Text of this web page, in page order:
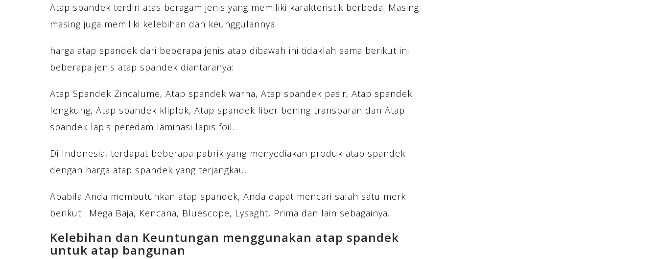
Atap spandek terdiri atas beragam jenis yang memiliki karakteristik berbeda. Masing-
masing juga memiliki kelebihan dan keunggulannya.
harga atap spandek dari beberapa jenis atap dibawah ini tidaklah sama berikut ini
beberapa jenis atap spandek diantaranya:
Atap Spandek Zincalume, Atap spandek warna, Atap spandek pasir, Atap spandek
lengkung, Atap spandek kliplok, Atap spandek fiber bening transparan dan Atap
spandek lapis peredam laminasi lapis foil.
Di Indonesia, terdapat beberapa pabrik yang menyediakan produk atap spandek
dengan harga atap spandek yang terjangkau.
Apabila Anda membutuhkan atap spandek, Anda dapat mencari salah satu merk
berikut : Mega Baja, Kencana, Bluescope, Lysaght, Prima dan lain sebagainya.
Kelebihan dan Keuntungan menggunakan atap spandek
untuk atap bangunan